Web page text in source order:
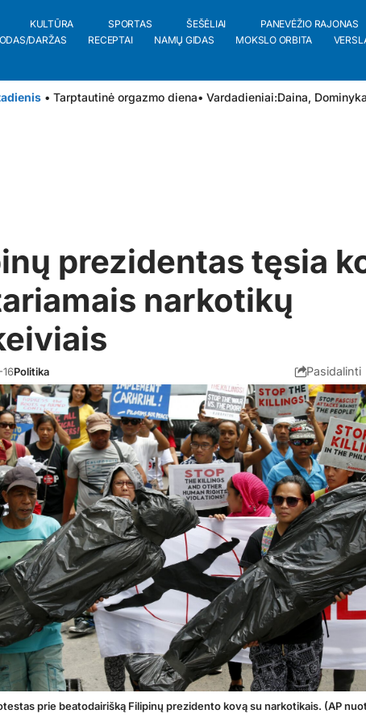
KULTŪRA SPORTAS ŠEŠĖLIAI
PANEVĖŽIO RAJONAS
DARŽAS RECEPTAI NAMŲ GIDAS MOKSLO ORBITA
• Tarptautinė orgazmo diena• Vardadieniai:Daina,
prezidentas tęsia
narkotikų
Politika Pasidalinti
prie beatodairišką Filipinų prezidento kovą su narkotikais. (AP